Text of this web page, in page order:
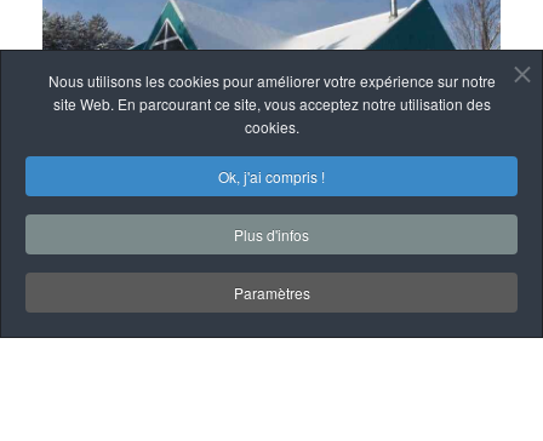
Nous utilisons les cookies pour améliorer votre expérience sur notre
site Web. En parcourant ce site, vous acceptez notre utilisation des
cookies.
Ok, j'ai compris !
Plus d'infos
Paramètres